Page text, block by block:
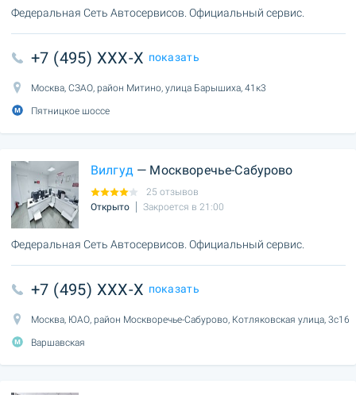
Федеральная Сеть Автосервисов. Официальный сервис.
+7 (495) XXX-X показать
Москва, СЗАО, район Митино, улица Барышиха, 41к3
Пятницкое шоссе
Вилгуд — Москворечье-Сабурово
25 отзывов
Открыто
Закроется в 21:00
Федеральная Сеть Автосервисов. Официальный сервис.
+7 (495) XXX-X показать
Москва, ЮАО, район Москворечье-Сабурово, Котляковская улица, 3с16
Варшавская